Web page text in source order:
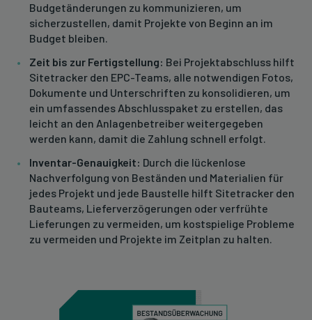
Budgetänderungen zu kommunizieren, um
sicherzustellen, damit Projekte von Beginn an im
Budget bleiben.
Zeit bis zur Fertigstellung: Bei Projektabschluss hilft
Sitetracker den EPC-Teams, alle notwendigen Fotos,
Dokumente und Unterschriften zu konsolidieren, um
ein umfassendes Abschlusspaket zu erstellen, das
leicht an den Anlagenbetreiber weitergegeben
werden kann, damit die Zahlung schnell erfolgt.
Inventar-Genauigkeit: Durch die lückenlose
Nachverfolgung von Beständen und Materialien für
jedes Projekt und jede Baustelle hilft Sitetracker den
Bauteams, Lieferverzögerungen oder verfrühte
Lieferungen zu vermeiden, um kostspielige Probleme
zu vermeiden und Projekte im Zeitplan zu halten.